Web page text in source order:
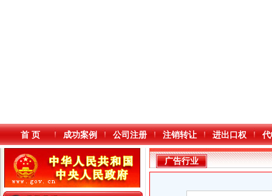
首 页 成功案例 公司注册 注销转让 进出口权
广告行业